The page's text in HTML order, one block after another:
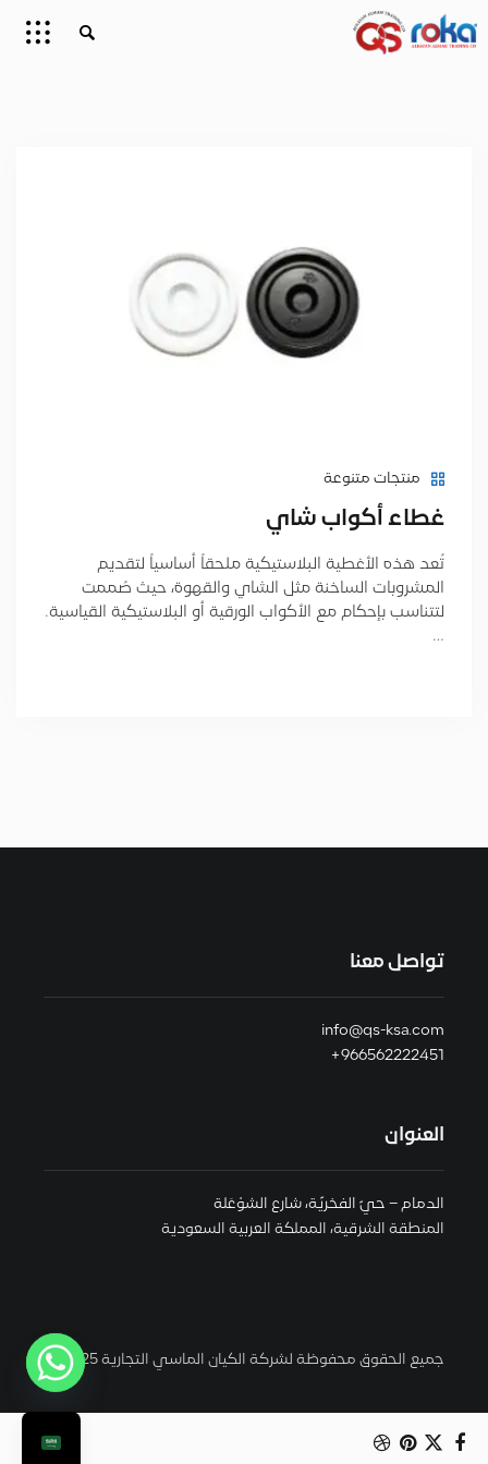
منتجات متنوعة
غطاء أكواب شاي
تُعد هذه الأغطية البلاستيكية ملحقاً أساسياً لتقديم
المشروبات الساخنة مثل الشاي والقهوة، حيث صُممت
لتتناسب بإحكام مع الأكواب الورقية أو البلاستيكية القياسية.
…
تواصل معنا
info@qs-ksa.com
966562222451+
العنوان
الدمام – حيّ الفخريّة، شارع الشوْعَلة
المنطقة الشرقية، المملكة العربية السعودية
جميع الحقوق محفوظة لشركة الكيان الماسي التجارية 2025 ©